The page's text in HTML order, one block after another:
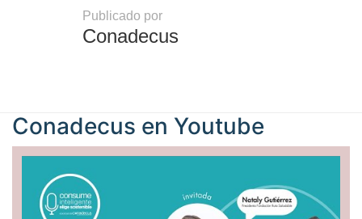
Publicado por
Conadecus
Conadecus en Youtube